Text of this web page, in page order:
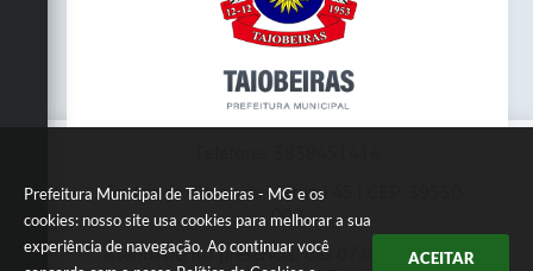
Prefeitura Municipal de Taiobeiras - MG e os
cookies: nosso site usa cookies para melhorar a sua
experiência de navegação. Ao continuar você
ACEITAR
Endereço: Praça da Matriz,145 | CEP: 39550-
000
Atendimento presencial das 07:00 às 11:00 e